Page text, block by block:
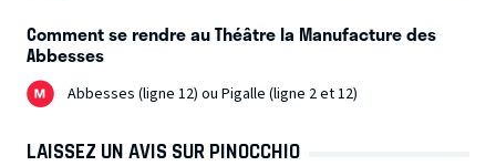
Comment se rendre au Théâtre la Manufacture des
Abbesses
Abbesses (ligne 12) ou Pigalle (ligne 2 et 12)
LAISSEZ UN AVIS SUR PINOCCHIO